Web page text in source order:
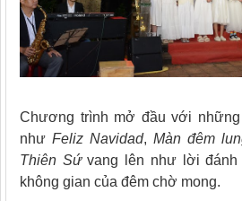
Chương trình mở đầu với
như Feliz Navidad, Màn đêm
Thiên Sứvang lên như lời đánh
không gian của đêm chờ mong.